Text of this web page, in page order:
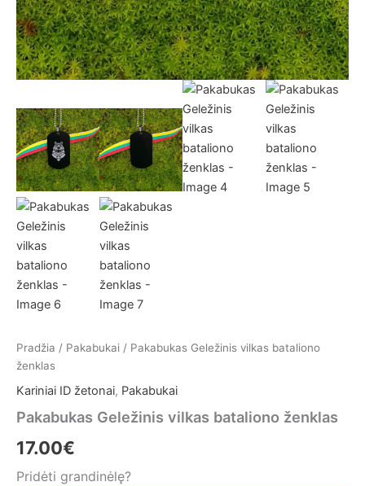
Pradžia / Pakabukai / Pakabukas Geležinis vilkas bataliono
ženklas
Kariniai ID žetonai, Pakabukai
Pakabukas Geležinis vilkas bataliono ženklas
17.00€
Pridėti grandinėlę?